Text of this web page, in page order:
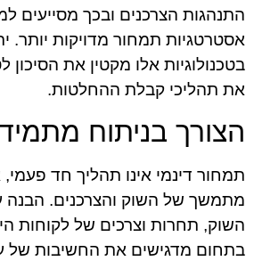
התנהגות הצרכנים ובכך מסייעים
אסטרטגיות תמחור מדויקות יותר.
בטכנולוגיות אלו מקטין את הסיכון
את תהליכי קבלת ההחלטות.
הצורך בניתוח
תמחור דינמי אינו תהליך חד
מתמשך של השוק והצרכנים.
השוק, תחרות וצרכים של לקוחות
בתחום מדגישים את החשיבות של